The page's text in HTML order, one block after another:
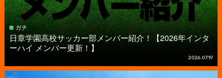
ガチ
日章学園高校サッカー部メンバー紹介！【2026年インタ
ーハイ メンバー更新！】
2026.07.19